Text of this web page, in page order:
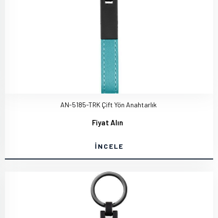
AN-5185-TRK Çift Yön Anahtarlık
Fiyat Alın
İNCELE